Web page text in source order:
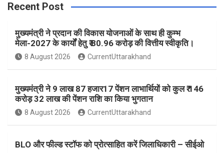
c
e
b
o
s
t
a
g
n
t
e
r
i
t
t
e
u
T
u
Recent Post
मुख्यमंत्री ने प्रदान की विकास योजनाओं के साथ ही कुम्भ
मेला-2027 के कार्यों हेतु ₹ 80.96 करोड़ की वित्तीय स्वीकृति।
8 August 2026 CurrentUttarakhand
मुख्यमंत्री ने 9 लाख 87 हजार17 पेंशन लाभार्थियों को कुल ₹ 146
करोड़ 32 लाख की पेंशन राशि का किया भुगतान
8 August 2026 CurrentUttarakhand
BLO और फील्ड स्टॉफ को प्रोत्साहित करें जिलाधिकारी – सीईओ